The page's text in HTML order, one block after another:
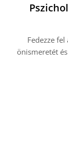
Fedezze
önismeretét